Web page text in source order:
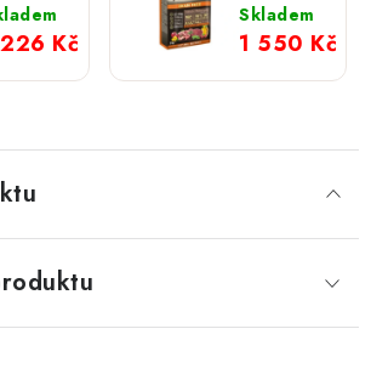
kg
Kč
Boar &
Lamb;
Skladem
1 550 Kč